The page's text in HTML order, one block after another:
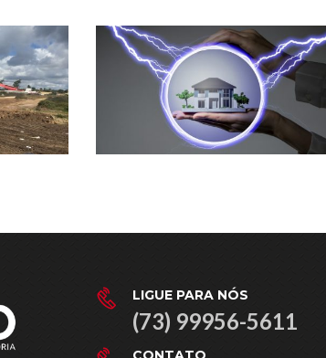
LIGUE PARA NÓS
(73) 99956-5611